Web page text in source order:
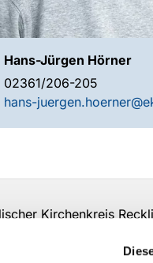
Hans-Jürgen Hörner
02361/206-205
hans-
Kirchenkreis